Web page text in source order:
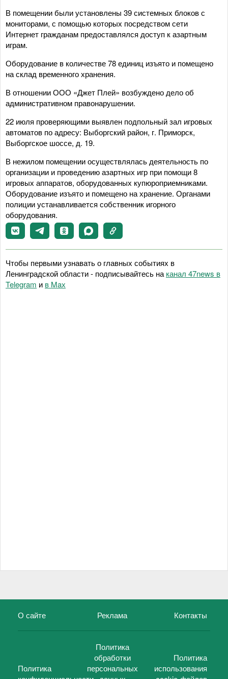
В помещении были установлены 39 системных блоков с
мониторами, с помощью которых посредством сети
Интернет гражданам предоставлялся доступ к азартным
играм.
Оборудование в количестве 78 единиц изъято и помещено
на склад временного хранения.
В отношении ООО «Джет Плей» возбуждено дело об
административном правонарушении.
22 июля проверяющими выявлен подпольный зал игровых
автоматов по адресу: Выборгский район, г. Приморск,
Выборгское шоссе, д. 19.
В нежилом помещении осуществлялась деятельность по
организации и проведению азартных игр при помощи 8
игровых аппаратов, оборудованных купюроприемниками.
Оборудование изъято и помещено на хранение. Органами
полиции устанавливается собственник игорного
оборудования.
Чтобы первыми узнавать о главных событиях в
Ленинградской области - подписывайтесь на канал 47news в
Telegram и в Maх
О сайте Реклама Контакты
Политика
Политика
обработки
персональных
Политика
использования